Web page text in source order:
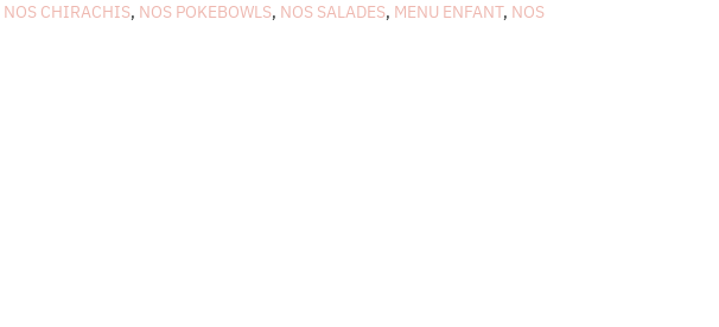
NOS CHIRACHIS, NOS POKEBOWLS, NOS SALADES, MENU ENFANT, NOS